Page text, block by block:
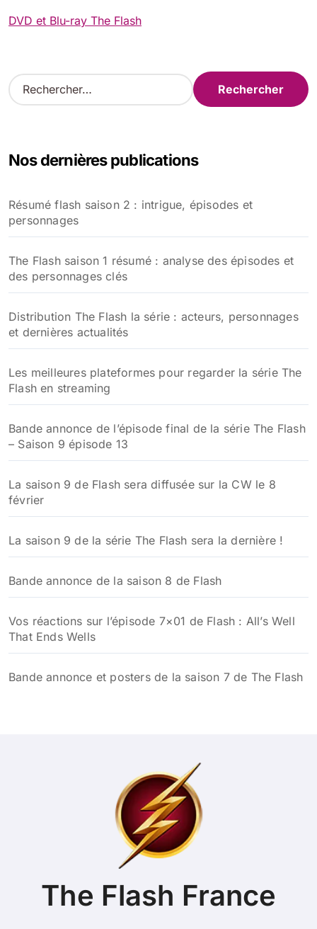
DVD et Blu-ray The Flash
R
e
r
e
r
Nos dernières publications
Résumé flash saison 2 : intrigue, épisodes et
personnages
The Flash saison 1 résumé : analyse des épisodes et
des personnages clés
Distribution The Flash la série : acteurs, personnages
et dernières actualités
Les meilleures plateformes pour regarder la série The
Flash en streaming
Bande annonce de l’épisode final de la série The Flash
– Saison 9 épisode 13
La saison 9 de Flash sera diffusée sur la CW le 8
février
La saison 9 de la série The Flash sera la dernière !
Bande annonce de la saison 8 de Flash
Vos réactions sur l’épisode 7×01 de Flash : All’s Well
That Ends Wells
Bande annonce et posters de la saison 7 de The Flash
The Flash France